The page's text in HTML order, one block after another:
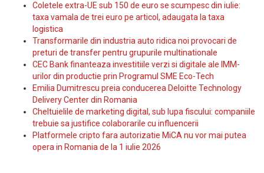
Coletele extra-UE sub 150 de euro se scumpesc din iulie:
taxa vamala de trei euro pe articol, adaugata la taxa
logistica
Transformarile din industria auto ridica noi provocari de
preturi de transfer pentru grupurile multinationale
CEC Bank finanteaza investitiile verzi si digitale ale IMM-
urilor din productie prin Programul SME Eco-Tech
Emilia Dumitrescu preia conducerea Deloitte Technology
Delivery Center din Romania
Cheltuielile de marketing digital, sub lupa fiscului: companiile
trebuie sa justifice colaborarile cu influencerii
Platformele cripto fara autorizatie MiCA nu vor mai putea
opera in Romania de la 1 iulie 2026